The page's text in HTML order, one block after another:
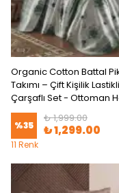
Organic Cotton Battal
Takımı – Çift Kişilik Lastikli
Çarşaflı Set - Ottoman
%35
₺ 1,999.00
₺ 1,299.00
11 Renk